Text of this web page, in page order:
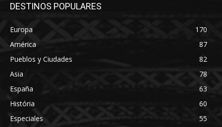
DESTINOS POPULARES
Europa
170
América
87
Pueblos y Ciudades
82
Asia
78
España
63
História
60
Especiales
55